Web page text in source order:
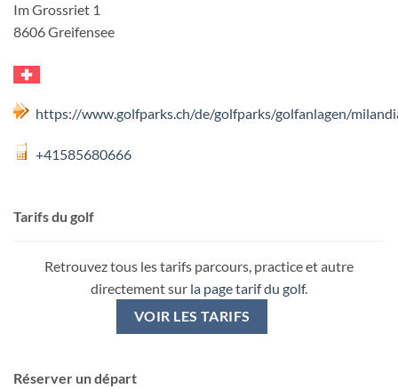
Im Grossriet 1
8606 Greifensee
https://www.golfparks.ch/de/golfparks/golfanlagen/
+41585680666
Tarifs du golf
Retrouvez tous les tarifs parcours, practice et autre
directement sur la page tarif du golf.
VOIR LES TARIFS
Réserver un départ